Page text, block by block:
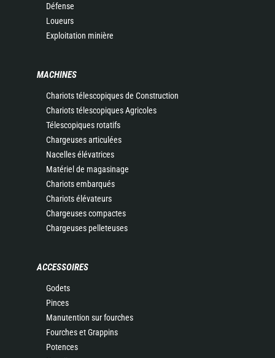
Défense
Loueurs
Exploitation minière
MACHINES
Chariots télescopiques de Construction
Chariots télescopiques Agricoles
Télescopiques rotatifs
Chargeuses articulées
Nacelles élévatrices
Matériel de magasinage
Chariots embarqués
Chariots élévateurs
Chargeuses compactes
Chargeuses pelleteuses
ACCESSOIRES
Godets
Pinces
Manutention sur fourches
Fourches et Grappins
Potences